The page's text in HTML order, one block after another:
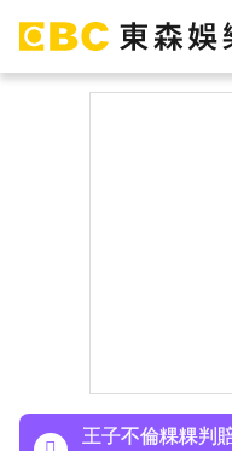
三傳聞」：你在
王子不倫粿粿判